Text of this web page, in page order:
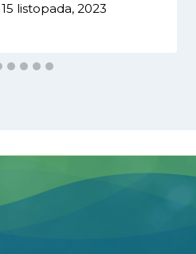
15 listopada, 2023